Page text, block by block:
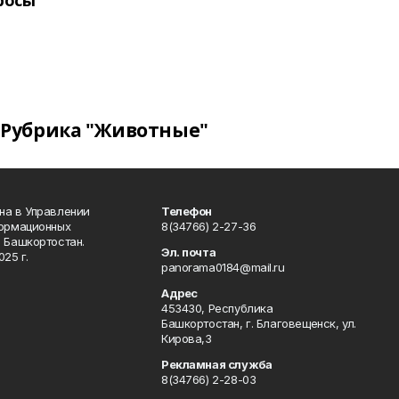
Рубрика "Животные"
в Управлении
г.
Телефон
8(34766) 2-27-36
Эл. почта
panorama0184@mail.ru
Адрес
453430, Республика
Башкортостан, г. Благовещенск, ул.
Кирова,3
Рекламная служба
8(34766) 2-28-03